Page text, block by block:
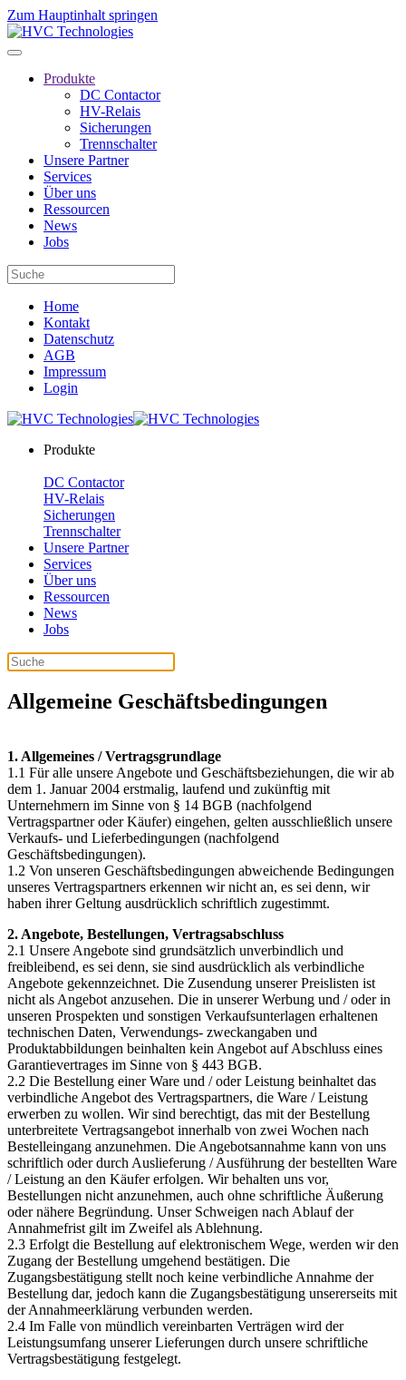
Zum Hauptinhalt springen
Produkte
DC Contactor
HV-Relais
Sicherungen
Trennschalter
Unsere Partner
Services
Über uns
Ressourcen
News
Jobs
Home
Kontakt
Datenschutz
AGB
Impressum
Login
Produkte
DC Contactor
HV-Relais
Sicherungen
Trennschalter
Unsere Partner
Services
Über uns
Ressourcen
News
Jobs
Allgemeine Geschäftsbedingungen
1. Allgemeines / Vertragsgrundlage
1.1 Für alle unsere Angebote und Geschäftsbeziehungen, die wir ab
dem 1. Januar 2004 erstmalig, laufend und zukünftig mit
Unternehmern im Sinne von § 14 BGB (nachfolgend
Vertragspartner oder Käufer) eingehen, gelten ausschließlich unsere
Verkaufs- und Lieferbedingungen (nachfolgend
Geschäftsbedingungen).
1.2 Von unseren Geschäftsbedingungen abweichende Bedingungen
unseres Vertragspartners erkennen wir nicht an, es sei denn, wir
haben ihrer Geltung ausdrücklich schriftlich zugestimmt.
2. Angebote, Bestellungen, Vertragsabschluss
2.1 Unsere Angebote sind grundsätzlich unverbindlich und
freibleibend, es sei denn, sie sind ausdrücklich als verbindliche
Angebote gekennzeichnet. Die Zusendung unserer Preislisten ist
nicht als Angebot anzusehen. Die in unserer Werbung und / oder in
unseren Prospekten und sonstigen Verkaufsunterlagen erhaltenen
technischen Daten, Verwendungs- zweckangaben und
Produktabbildungen beinhalten kein Angebot auf Abschluss eines
Garantievertrages im Sinne von § 443 BGB.
2.2 Die Bestellung einer Ware und / oder Leistung beinhaltet das
verbindliche Angebot des Vertragspartners, die Ware / Leistung
erwerben zu wollen. Wir sind berechtigt, das mit der Bestellung
unterbreitete Vertragsangebot innerhalb von zwei Wochen nach
Bestelleingang anzunehmen. Die Angebotsannahme kann von uns
schriftlich oder durch Auslieferung / Ausführung der bestellten Ware
/ Leistung an den Käufer erfolgen. Wir behalten uns vor,
Bestellungen nicht anzunehmen, auch ohne schriftliche Äußerung
oder nähere Begründung. Unser Schweigen nach Ablauf der
Annahmefrist gilt im Zweifel als Ablehnung.
2.3 Erfolgt die Bestellung auf elektronischem Wege, werden wir den
Zugang der Bestellung umgehend bestätigen. Die
Zugangsbestätigung stellt noch keine verbindliche Annahme der
Bestellung dar, jedoch kann die Zugangsbestätigung unsererseits mit
der Annahmeerklärung verbunden werden.
2.4 Im Falle von mündlich vereinbarten Verträgen wird der
Leistungsumfang unserer Lieferungen durch unsere schriftliche
Vertragsbestätigung festgelegt.